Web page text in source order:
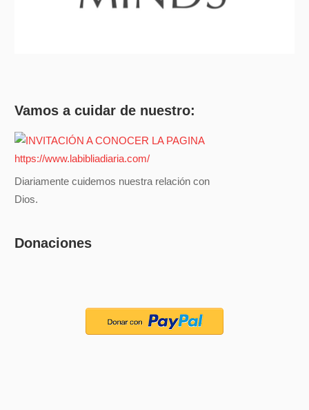
Vamos a cuidar de nuestro:
Diariamente cuidemos nuestra relación con
Dios.
Donaciones